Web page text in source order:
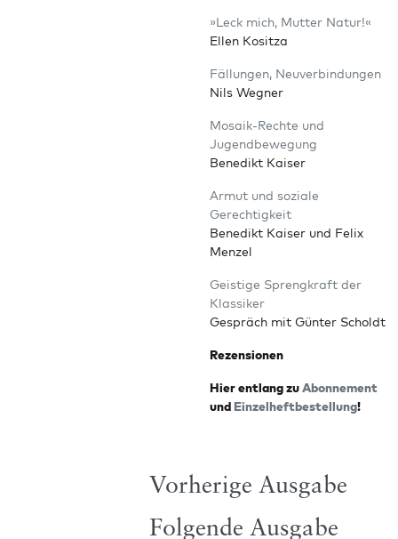
»Leck mich, Mut­ter Natur!«
Ellen Kositza
Fäl­lun­gen, Neuverbindungen
Nils Wegner
Mosa­ik-Rech­te und
Jugendbewegung
Bene­dikt Kaiser
Armut und sozia­le
Gerechtigkeit
Bene­dikt Kai­ser und Felix
Menzel
Geis­ti­ge Spreng­kraft der
Klassiker
Gespräch mit Gün­ter Scholdt
Rezen­sio­nen
Hier ent­lang zuAbon­ne­ment
und Ein­zel­heft­be­stel­lung!
Vorherige Ausgabe
Folgende Ausgabe